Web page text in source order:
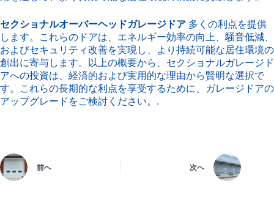
セクショナルオーバーヘッドガレージドア 多くの利点を提供
します。これらのドアは、エネルギー効率の向上、騒音低減、
およびセキュリティ改善を実現し、より持続可能な居住環境の
創出に寄与します。以上の概要から、セクショナルガレージド
アへの投資は、経済的および実用的な理由から賢明な選択で
す。これらの長期的な利点を享受するために、ガレージドアの
アップグレードをご検討ください。.
前へ 次へ